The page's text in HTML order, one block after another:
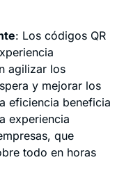
: Los códigos QR
agilizar los
y mejorar los
eficiencia beneficia
experiencia
que
todo en horas